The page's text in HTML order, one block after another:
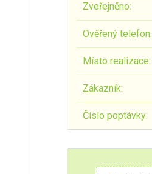
Zveřejněno:
Ověřený telefon:
Místo realizace:
Zákazník:
Číslo poptávky: